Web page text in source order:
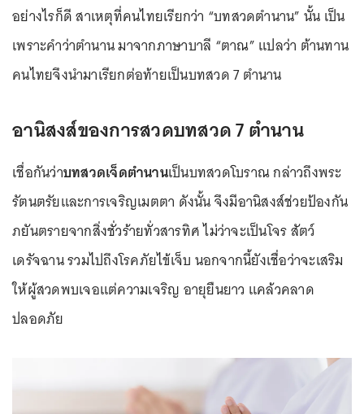
อย่างไรก็ดี สาเหตุที่คนไทยเรียกว่า “บทสวดตำนาน” นั้น เป็น
เพราะคำว่าตำนาน มาจากภาษาบาลี “ตาณ” แปลว่า ต้านทาน
คนไทยจึงนำมาเรียกต่อท้ายเป็นบทสวด 7 ตำนาน
อานิสงส์ของการสวดบทสวด 7 ตำนาน
เชื่อกันว่าบทสวดเจ็ดตำนานเป็นบทสวดโบราณ กล่าวถึงพระ
รัตนตรัยและการเจริญเมตตา ดังนั้น จึงมีอานิสงส์ช่วยป้องกัน
ภยันตรายจากสิ่งชั่วร้ายทั่วสารทิศ ไม่ว่าจะเป็นโจร สัตว์
เดรัจฉาน รวมไปถึงโรคภัยไข้เจ็บ นอกจากนี้ยังเชื่อว่าจะเสริม
ให้ผู้สวดพบเจอแต่ความเจริญ อายุยืนยาว แคล้วคลาด
ปลอดภัย